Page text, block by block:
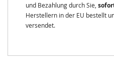
und Bezahlung durch Sie,
Herstellern in der EU bestellt
versendet.